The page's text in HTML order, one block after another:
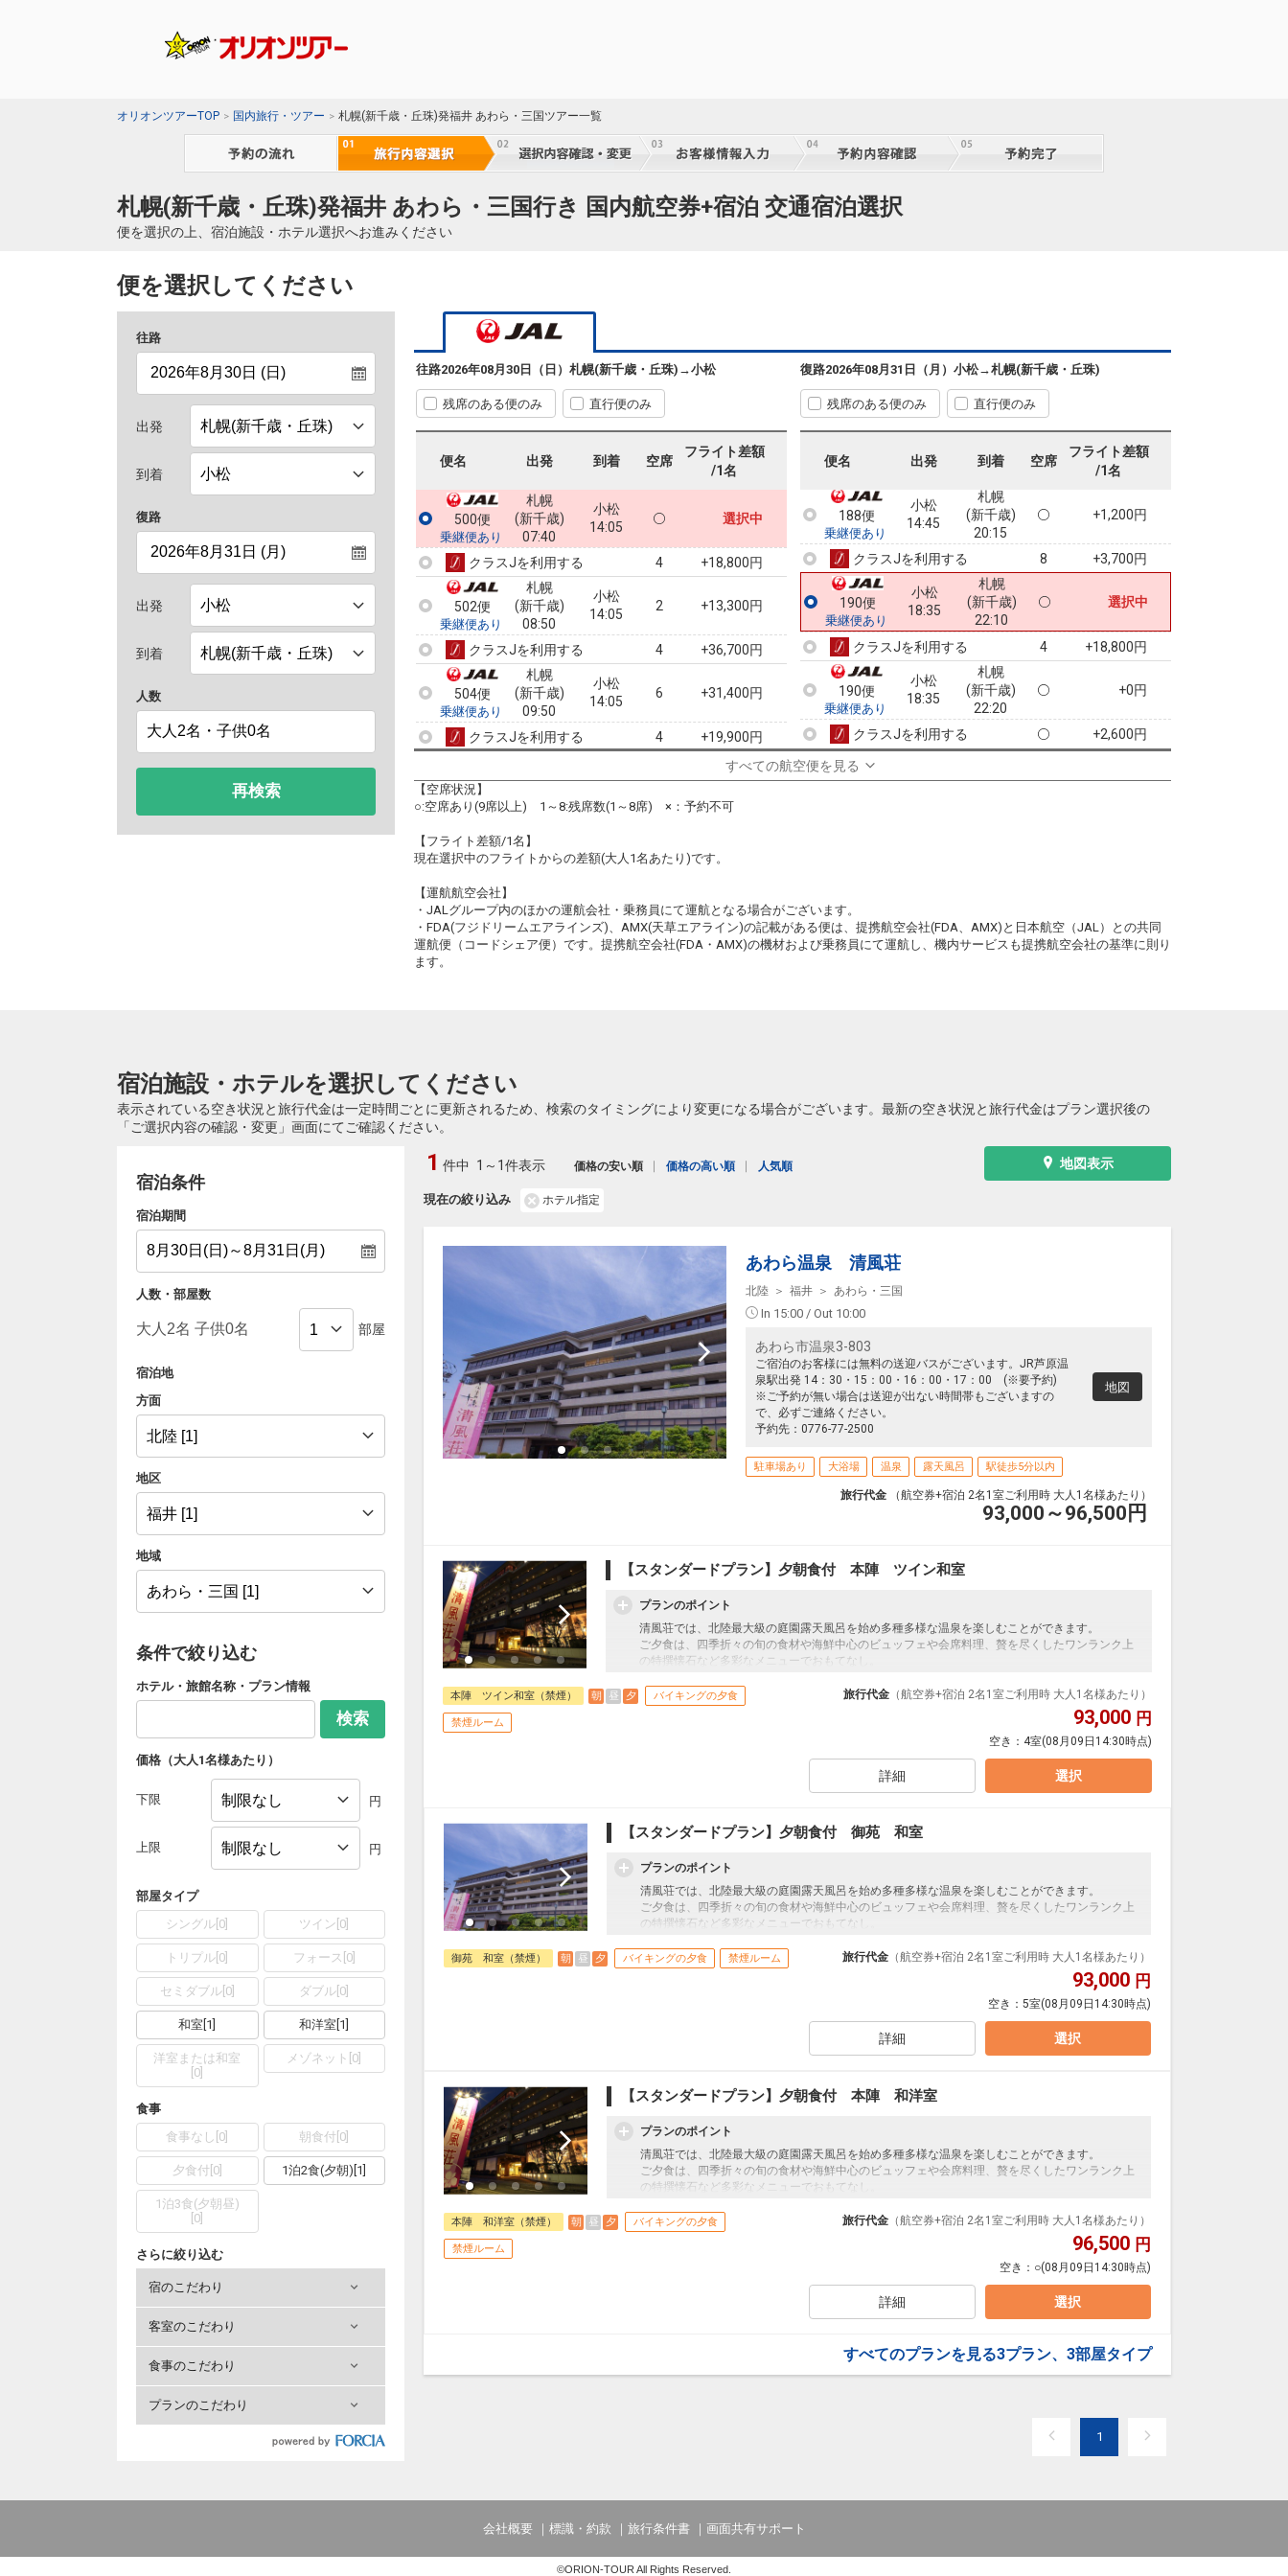
オリオンツアーTOP 国内旅行・ツアー 札幌(新千歳・丘珠)発福井 あわら・三国ツアー一覧
札幌(新千歳・丘珠)発福井 あわら・三国行き 国内航空券+宿泊 交通宿泊選択
便を選択の上、宿泊施設・ホテル選択へお進みください
便を選択してください
往路
出発
到着
復路
出発
到着
人数
再検索
往路2026年08月30日（日） 札幌(新千歳・丘珠) →小松
残席のある便のみ 直行便のみ
便名 出発 到着 空席
フライト差額
/1名
500便
乗継便あり
札幌
(新千歳)
07:40
小松
14:05
選択中
クラスJを利用する 4 +18,800円
502便
乗継便あり
札幌
(新千歳)
08:50
小松
14:05
2 +13,300円
クラスJを利用する 4 +36,700円
504便
乗継便あり
札幌
(新千歳)
09:50
小松
14:05
6 +31,400円
クラスJを利用する 4 +19,900円
510便
乗継便あり
(新千歳)
12:50
5 +30,300円
512便
乗継便あり
札幌
(新千歳)
小松
7 +34,100円
クラスJを利用する ― 円
512便
札幌
(新千歳)
小松
2 +31,400円
クラスJを利用する
札幌
小松
クラスJを利用する ― 円
札幌
小松
― 円
小松
+29,100円
クラスJを利用する ― 円
520便
乗継便あり
札幌
(新千歳)
17:15
小松
21:40
+29,100円
クラスJを利用する ― 円
札幌
― 円
復路2026年08月31日（月） 小松→札幌(新千歳・丘珠)
残席のある便のみ 直行便のみ
便名 出発 到着 空席
フライト差額
/1名
186便
小松
11:05
クラスJを利用する
14:45
188便
小松
14:45
札幌
(新千歳)
+1,200円
クラスJを利用する 4 +7,800円
188便
乗継便あり
小松
14:45
札幌
(新千歳)
20:15
+1,200円
クラスJを利用する 8 +3,700円
190便
乗継便あり
小松
18:35
札幌
(新千歳)
22:10
選択中
クラスJを利用する 4 +18,800円
190便
乗継便あり
小松
18:35
札幌
(新千歳)
22:20
+0円
クラスJを利用する +2,600円
すべての航空便を見る
【空席状況】
○:空席あり(9席以上) 1～8:残席数(1～8席) ×：予約不可
【フライト差額/1名】
現在選択中のフライトからの差額(大人1名あたり)です。
【運航航空会社】
・JALグループ内のほかの運航会社・乗務員にて運航となる場合がございます。
・FDA(フジドリームエアラインズ)、AMX(天草エアライン)の記載がある便は、提携航空会社(FDA、AMX)と日本航空（JAL）との共同
運航便（コードシェア便）です。提携航空会社(FDA・AMX)の機材および乗務員にて運航し、機内サービスも提携航空会社の基準に則り
ます。
宿泊施設・ホテルを選択してください
表示されている空き状況と旅行代金は一定時間ごとに更新されるため、検索のタイミングにより変更になる場合がございます。最新の空き状況と旅行代金はプラン選択後の
「ご選択内容の確認・変更」画面にてご確認ください。
宿泊条件
宿泊期間
人数・部屋数
部屋
宿泊地
方面
地区
地域
条件で絞り込む
ホテル・旅館名称・プラン情報
検索
価格（大人1名様あたり）
下限 円
上限 円
部屋タイプ
シングル 0 ツイン 0
トリプル 0 フォース 0]
セミダブル[ 0] ダブル 0
和室 1 和洋室 1
洋室または和室
0
メゾネット 0
食事
食事なし 0 朝食付 0
夕食付 0] 1泊2食(夕朝) 1
1泊3食(夕朝昼)
0
さらに絞り込む
宿のこだわり
客室のこだわり
食事のこだわり
プランのこだわり
地図表示
現在の絞り込み ホテル指定
1 件中 1～1件表示 価格の安い順 価格の高い順 人気順
あわら温泉 清風荘
北陸 福井 あわら・三国
In 15:00 / Out 10:00
あわら市温泉3-803
ご宿泊のお客様には無料の送迎バスがございます。JR芦原温
泉駅出発 14：30・15：00・16：00・17：00 (※要予約)
※ご予約が無い場合は送迎が出ない時間帯もございますの
で、必ずご連絡ください。
予約先：0776-77-2500
地図
駐車場あり 大浴場 温泉 露天風呂 駅徒歩5分以内
旅行代金 （航空券+宿泊 2名1室ご利用時 大人1名様あたり）
93,000～96,500 円
【スタンダードプラン】夕朝食付 本陣 ツイン和室
プランのポイント
清風荘では、北陸最大級の庭園露天風呂を始め多種多様な温泉を楽しむことができます。
ご夕食は、四季折々の旬の食材や海鮮中心のビュッフェや会席料理、贅を尽くしたワンランク上
の特撰懐石など多彩なメニューでおもてなし。
清風荘で、心も身体も癒されるひとときを。
季節の食材を丁寧に調理した贅沢なバイキングの朝食。目の前で焼くだし巻き卵や既製品を一切
使用しない手作りのおばんざい。鉄板フレンチトーストや石窯ピザトーストなど、様々な味覚を
バイキングの夕食は石窯～窯GRANDE～をメインとしたオープンキッチンで調理する、作り立ての
料理を堪能いただけます。小さなお子様から大人まで大満足間違いなし！ライブ感あふれる渾身
の一皿をお届けします。
時間 18:00～20:30(19:00最終入場)
本陣 ツイン和室（禁煙） 朝 昼 夕 バイキングの夕食
禁煙ルーム
旅行代金 （航空券+宿泊 2名1室ご利用時 大人1名様あたり）
93,000 円
空き： 4室(08月09日14:30時点)
詳細 選択
【スタンダードプラン】夕朝食付 御苑 和室
プランのポイント
清風荘では、北陸最大級の庭園露天風呂を始め多種多様な温泉を楽しむことができます。
ご夕食は、四季折々の旬の食材や海鮮中心のビュッフェや会席料理、贅を尽くしたワンランク上
の特撰懐石など多彩なメニューでおもてなし。
清風荘で、心も身体も癒されるひとときを。
季節の食材を丁寧に調理した贅沢なバイキングの朝食。目の前で焼くだし巻き卵や既製品を一切
使用しない手作りのおばんざい。鉄板フレンチトーストや石窯ピザトーストなど、様々な味覚を
バイキングの夕食は石窯～窯GRANDE～をメインとしたオープンキッチンで調理する、作り立て
の料理を堪能いただけます。小さなお子様から大人まで大満足間違いなし！ライブ感あふれる渾
身の一皿をお届けします。
時間 18:00～20:30(19:00最終入場)
御苑 和室（禁煙） 朝 昼 夕 バイキングの夕食 禁煙ルーム 旅行代金 （航空券+宿泊 2名1室ご利用時 大人1名様あたり）
93,000 円
空き： 5室(08月09日14:30時点)
詳細 選択
【スタンダードプラン】夕朝食付 本陣 和洋室
プランのポイント
清風荘では、北陸最大級の庭園露天風呂を始め多種多様な温泉を楽しむことができます。
ご夕食は、四季折々の旬の食材や海鮮中心のビュッフェや会席料理、贅を尽くしたワンランク上
の特撰懐石など多彩なメニューでおもてなし。
清風荘で、心も身体も癒されるひとときを。
季節の食材を丁寧に調理した贅沢なバイキングの朝食。目の前で焼くだし巻き卵や既製品を一切
使用しない手作りのおばんざい。鉄板フレンチトーストや石窯ピザトーストなど、様々な味覚を
の料理を堪能いただけます。小さなお子様から大人まで大満足間違いなし！ライブ感あふれる渾
本陣 和洋室（禁煙） 朝 昼 夕 バイキングの夕食
禁煙ルーム
旅行代金 （航空券+宿泊 2名1室ご利用時 大人1名様あたり）
96,500 円
空き： ○(08月09日14:30時点)
詳細 選択
すべてのプランを見る3プラン、3部屋タイプ
1
会社概要 標識・約款 旅行条件書 画面共有サポート
©ORION-TOUR All Rights Reserved.